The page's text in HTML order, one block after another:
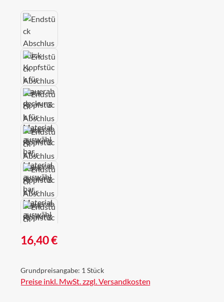
Regulärer Preis:
16,40 €
Grundpreisangabe: 1 Stück
Preise inkl. MwSt. zzgl. Versandkosten